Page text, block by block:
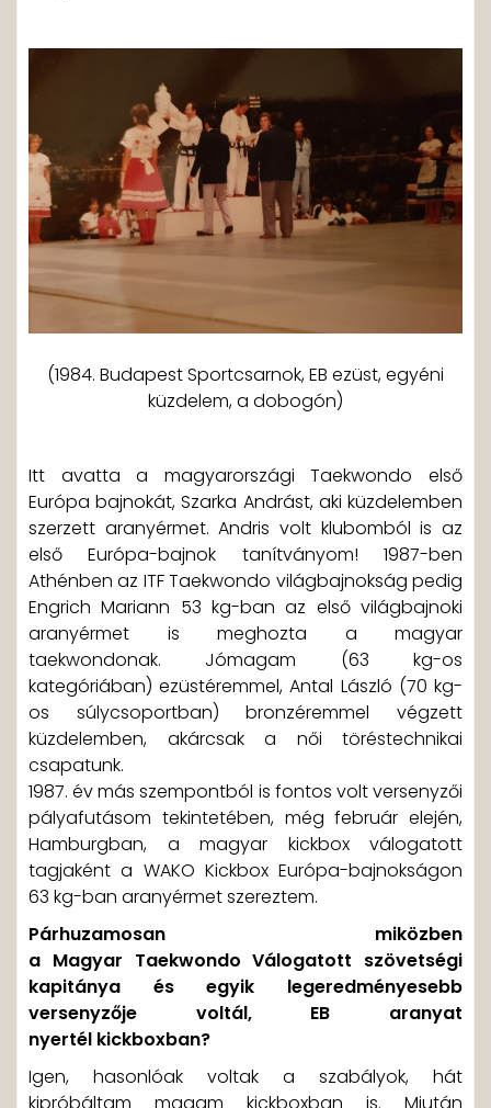
(1984. Budapest Sportcsarnok, EB ezüst, egyéni
küzdelem, a dobogón)
Itt avatta a magyarországi Taekwondo első
Európa bajnokát, Szarka Andrást, aki küzdelemben
szerzett aranyérmet. Andris volt klubomból is az
első Európa-bajnok tanítványom! 1987-ben
Athénben az ITF Taekwondo világbajnokság pedig
Engrich Mariann 53 kg-ban az első világbajnoki
aranyérmet is meghozta a magyar
taekwondonak. Jómagam (63 kg-os
kategóriában) ezüstéremmel, Antal László (70 kg-
os súlycsoportban) bronzéremmel végzett
küzdelemben, akárcsak a női töréstechnikai
csapatunk.
1987. év más szempontból is fontos volt versenyzői
pályafutásom tekintetében, még február elején,
Hamburgban, a magyar kickbox válogatott
tagjaként a WAKO Kickbox Európa-bajnokságon
63 kg-ban aranyérmet szereztem.
Párhuzamosan miközben
a Magyar Taekwondo Válogatott szövetségi
kapitánya és egyik legeredményesebb
versenyzője voltál, EB aranyat
nyertél kickboxban?
Igen, hasonlóak voltak a szabályok, hát
kipróbáltam magam kickboxban is. Miután